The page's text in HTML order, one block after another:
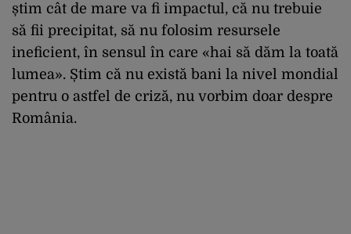
știm cât de mare va fi impactul, că nu trebuie
să fii precipitat, să nu folosim resursele
ineficient, în sensul în care «hai să dăm la toată
lumea». Știm că nu există bani la nivel mondial
pentru o astfel de criză, nu vorbim doar despre
România.